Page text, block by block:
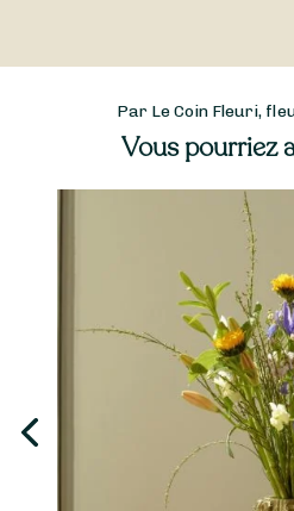
Par Le Coin Fleuri,
Vous pourriez